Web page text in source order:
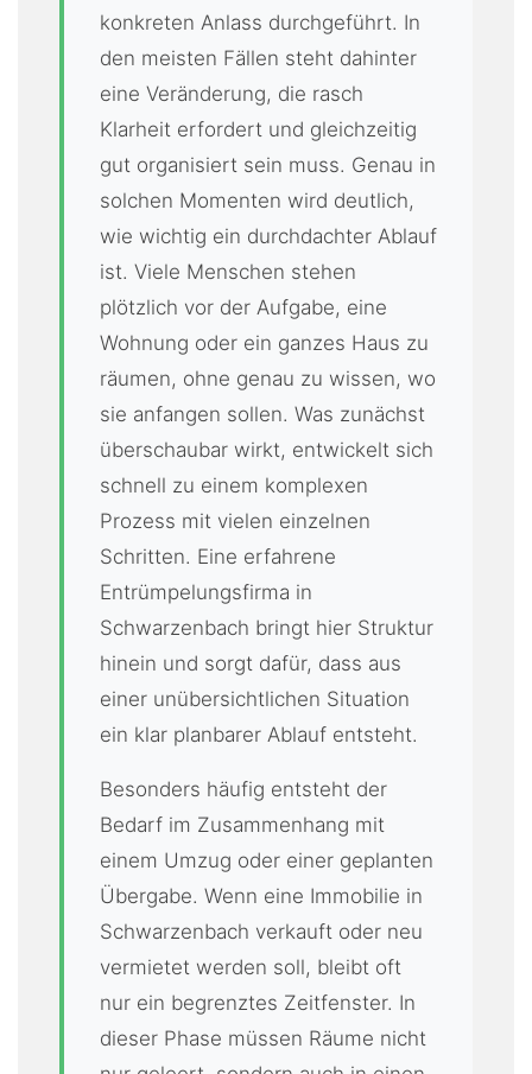
konkreten Anlass durchgeführt. In
den meisten Fällen steht dahinter
eine Veränderung, die rasch
Klarheit erfordert und gleichzeitig
gut organisiert sein muss. Genau in
solchen Momenten wird deutlich,
wie wichtig ein durchdachter Ablauf
ist. Viele Menschen stehen
plötzlich vor der Aufgabe, eine
Wohnung oder ein ganzes Haus zu
räumen, ohne genau zu wissen, wo
sie anfangen sollen. Was zunächst
überschaubar wirkt, entwickelt sich
schnell zu einem komplexen
Prozess mit vielen einzelnen
Schritten. Eine erfahrene
Entrümpelungsfirma in
Schwarzenbach bringt hier Struktur
hinein und sorgt dafür, dass aus
einer unübersichtlichen Situation
ein klar planbarer Ablauf entsteht.
Besonders häufig entsteht der
Bedarf im Zusammenhang mit
einem Umzug oder einer geplanten
Übergabe. Wenn eine Immobilie in
Schwarzenbach verkauft oder neu
vermietet werden soll, bleibt oft
nur ein begrenztes Zeitfenster. In
dieser Phase müssen Räume nicht